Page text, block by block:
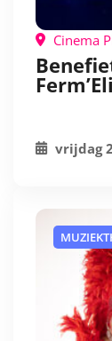
Cinema
vrijdag